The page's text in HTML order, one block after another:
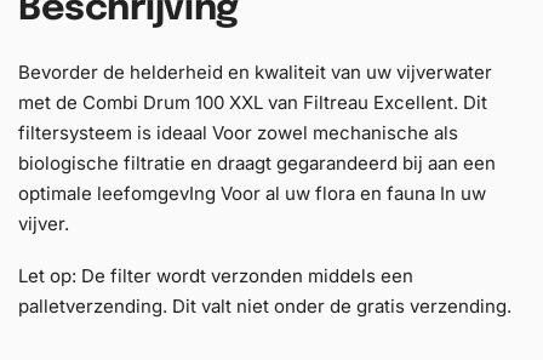
Beschrijving
Bevorder de helderheid en kwaliteit van uw vijverwater
met de Combi Drum 100 XXL van Filtreau Excellent. Dit
filtersysteem is ideaal Voor zowel mechanische als
biologische filtratie en draagt gegarandeerd bij aan een
optimale leefomgevIng Voor al uw flora en fauna In uw
vijver.
Let op: De filter wordt verzonden middels een
palletverzending. Dit valt niet onder de gratis verzending.